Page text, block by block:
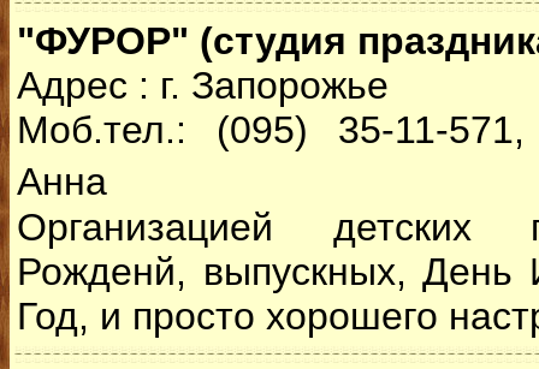
"ФУРОР" (студия
Адрес : г. Запорожье
Моб.тел.: (095) 35-11-
Анна
Организацией детских
Рожденй, выпускных, День
Год, и просто хорошего